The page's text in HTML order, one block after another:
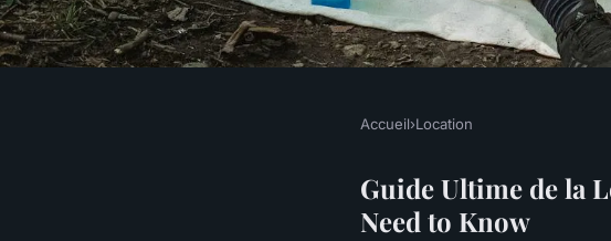
Guide ultime de la
Accueil›Location
Guide Ultime de la
Need to Know